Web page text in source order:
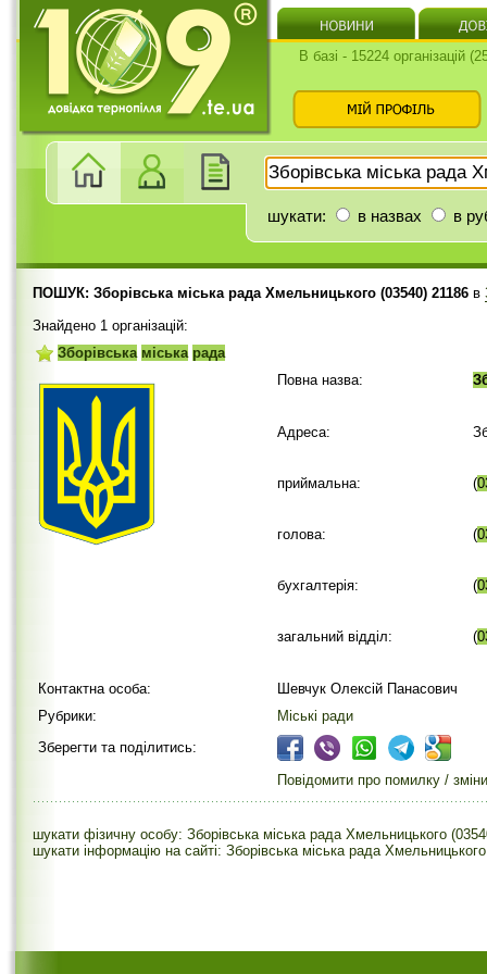
В базі - 15224 організацій
шукати: в назвах в
ПОШУК: Зборівська міська рада Хмельницького (03540) 21186 в
Знайдено 1 організацій:
Зборівська міська рада
Повна назва:
Адреса:
приймальна: (
голова: (
бухгалтерія: (
загальний відділ: (
Контактна особа:
Шевчук Олексій Панасович
Рубрики:
Міські ради
Зберегти та поділитись:
Повідомити про помилку / зміни
шукати фізичну особу: Зборівська міська рада Хмельницького
шукати інформацію на сайті: Зборівська міська рада